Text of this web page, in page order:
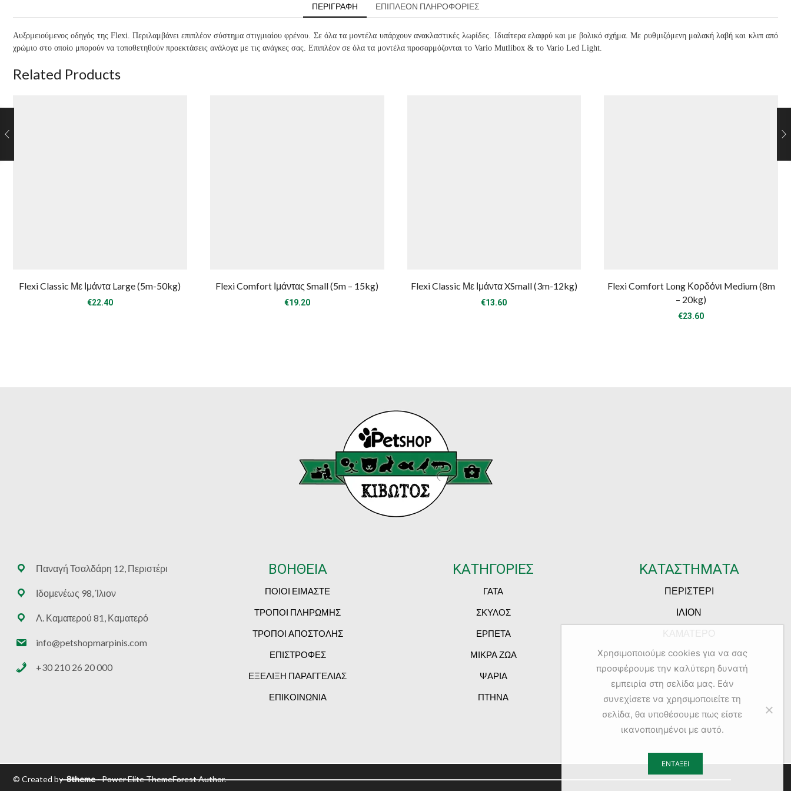
ΠΕΡΙΓΡΑΦΉ ΕΠΙΠΛΈΟΝ ΠΛΗΡΟΦΟΡΊΕΣ
Αυξομειούμενος οδηγός της Flexi. Περιλαμβάνει επιπλέον σύστημα στιγμιαίου φρένου. Σε όλα τα μοντέλα υπάρχουν ανακλαστικές λωρίδες. Ιδιαίτερα ελαφρύ και με βολικό σχήμα. Με ρυθμιζόμενη μαλακή λαβή και κλιπ από
χρώμιο στο οποίο μπορούν να τοποθετηθούν προεκτάσεις ανάλογα με τις ανάγκες σας. Επιπλέον σε όλα τα μοντέλα προσαρμόζονται το Vario Mutlibox & το Vario Led Light.
Related Products
Flexi Classic Με Ιμάντα Large (5m-50kg)
€22.40
Flexi Comfort Ιμάντας Small (5m – 15kg)
€19.20
Flexi Classic Με Ιμάντα XSmall (3m-12kg)
€13.60
Flexi Comfort Long Κορδόνι Medium (8m
– 20kg)
€23.60
Παναγή Τσαλδάρη 12, Περιστέρι
Ιδομενέως 98, Ίλιον
Λ. Καματερού 81, Καματερό
info@petshopmarpinis.com
+30 210 26 20 000
ΒΟΗΘΕΙΑ
ΠΟΙΟΙ ΕΙΜΑΣΤΕ
ΤΡΟΠΟΙ ΠΛΗΡΩΜΗΣ
ΤΡΟΠΟΙ ΑΠΟΣΤΟΛΗΣ
ΕΠΙΣΤΡΟΦΕΣ
ΕΞΕΛΙΞΗ ΠΑΡΑΓΓΕΛΙΑΣ
ΕΠΙΚΟΙΝΩΝΙΑ
ΚΑΤΗΓΟΡΙΕΣ
ΓΑΤΑ
ΣΚΥΛΟΣ
ΕΡΠΕΤΑ
ΜΙΚΡΑ ΖΩΑ
ΨΑΡΙΑ
ΠΤΗΝΑ
ΚΑΤΑΣΤΗΜΑΤΑ
ΠΕΡΙΣΤΕΡΙ
ΙΛΙΟΝ
© Created by8theme- Power Elite ThemeForest Author.
Χρησιμοποιούμε cookies για να σας
προσφέρουμε την καλύτερη δυνατή
εμπειρία στη σελίδα μας. Εάν
συνεχίσετε να χρησιμοποιείτε τη
σελίδα, θα υποθέσουμε πως είστε
ικανοποιημένοι με αυτό.
ΕΝΤΆΞΕΙ